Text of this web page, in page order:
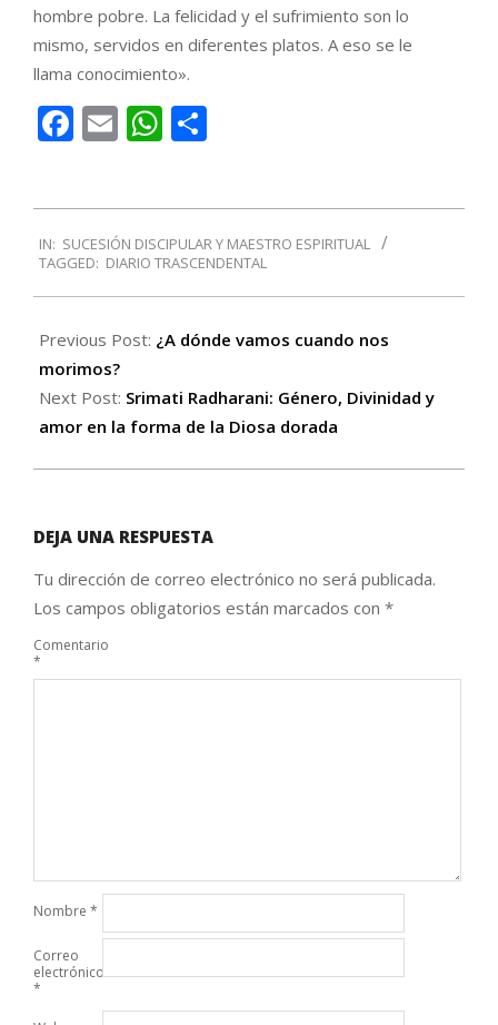
hombre pobre. La felicidad y el sufrimiento son lo
mismo, servidos en diferentes platos. A eso se le
llama conocimiento».
Facebook
EmailWhatsApp
08-
IN: SUCESIÓN DISCIPULAR Y MAESTRO ESPIRITUAL
TAGGED: DIARIO TRASCENDENTAL
Previous Post: ¿A dónde vamos cuando nos
morimos?
Next Post: Srimati Radharani: Género, Divinidad y
amor en la forma de la Diosa dorada
DEJA UNA RESPUESTA
Tu dirección de correo electrónico no será publicada.
Los campos obligatorios están marcados con *
Comentario
*
Nombre *
Correo
electrónico
*